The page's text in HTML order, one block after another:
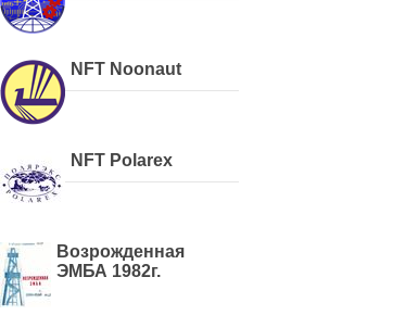
NFT Noonaut
NFT Polarex
Возрожденная
ЭМБА 1982г.